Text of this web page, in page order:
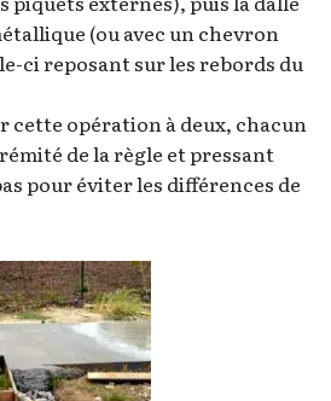
(ou avec un chevron
ci reposant sur les rebords du
cette opération à deux, chacun
de la règle et pressant
pour éviter les différences de